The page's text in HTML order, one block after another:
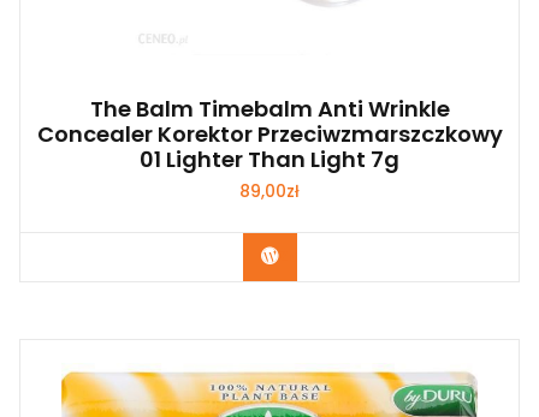
The Balm Timebalm Anti Wrinkle
Concealer Korektor Przeciwzmarszczkowy
01 Lighter Than Light 7g
89,00zł
Zobacz